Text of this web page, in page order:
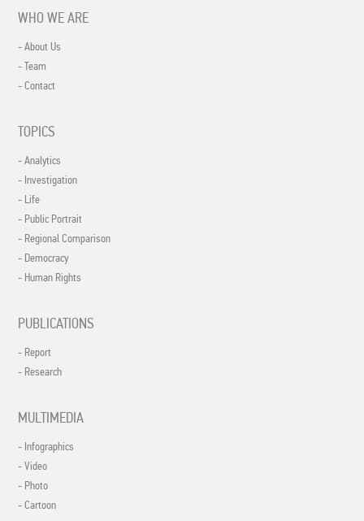
WHO WE ARE
- About Us
- Team
- Contact
TOPICS
- Analytics
- Investigation
- Life
- Public Portrait
- Regional Comparison
- Democracy
- Human Rights
PUBLICATIONS
- Report
- Research
MULTIMEDIA
- Infographics
- Video
- Photo
- Cartoon